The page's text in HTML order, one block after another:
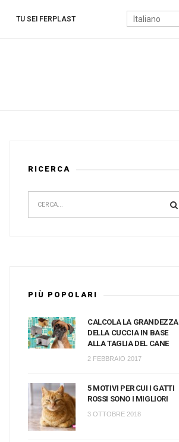
Italiano
TU SEI FERPLAST
RICERCA
PIÙ POPOLARI
CALCOLA LA GRANDEZZA
DELLA CUCCIA IN BASE
ALLA TAGLIA DEL CANE
2 FEBBRAIO 2017
5 MOTIVI PER CUI I GATTI
ROSSI SONO I MIGLIORI
3 OTTOBRE 2018